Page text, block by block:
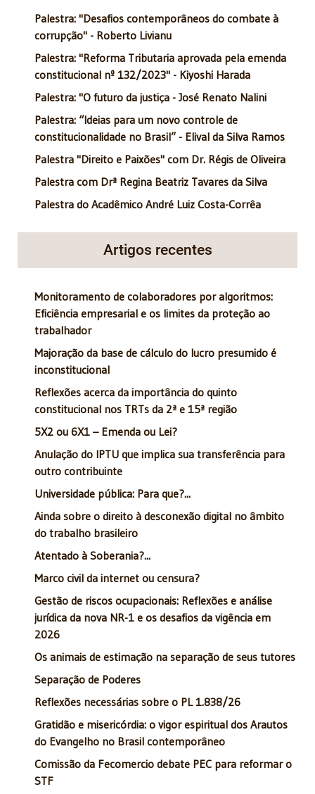
Palestra: "Desafios contemporâneos do combate à
corrupção" - Roberto Livianu
Palestra: "Reforma Tributaria aprovada pela emenda
constitucional nº 132/2023" - Kiyoshi Harada
Palestra: "O futuro da justiça - José Renato Nalini
Palestra: “Ideias para um novo controle de
constitucionalidade no Brasil” - Elival da Silva Ramos
Palestra "Direito e Paixões" com Dr. Régis de Oliveira
Palestra com Drª Regina Beatriz Tavares da Silva
Palestra do Acadêmico André Luiz Costa-Corrêa
Artigos recentes
Monitoramento de colaboradores por algoritmos:
Eficiência empresarial e os limites da proteção ao
trabalhador
Majoração da base de cálculo do lucro presumido é
inconstitucional
Reflexões acerca da importância do quinto
constitucional nos TRTs da 2ª e 15ª região
5X2 ou 6X1 – Emenda ou Lei?
Anulação do IPTU que implica sua transferência para
outro contribuinte
Universidade pública: Para que?...
Ainda sobre o direito à desconexão digital no âmbito
do trabalho brasileiro
Atentado à Soberania?...
Marco civil da internet ou censura?
Gestão de riscos ocupacionais: Reflexões e análise
jurídica da nova NR-1 e os desafios da vigência em
2026
Os animais de estimação na separação de seus tutores
Separação de Poderes
Reflexões necessárias sobre o PL 1.838/26
Gratidão e misericórdia: o vigor espiritual dos Arautos
do Evangelho no Brasil contemporâneo
Comissão da Fecomercio debate PEC para reformar o
STF